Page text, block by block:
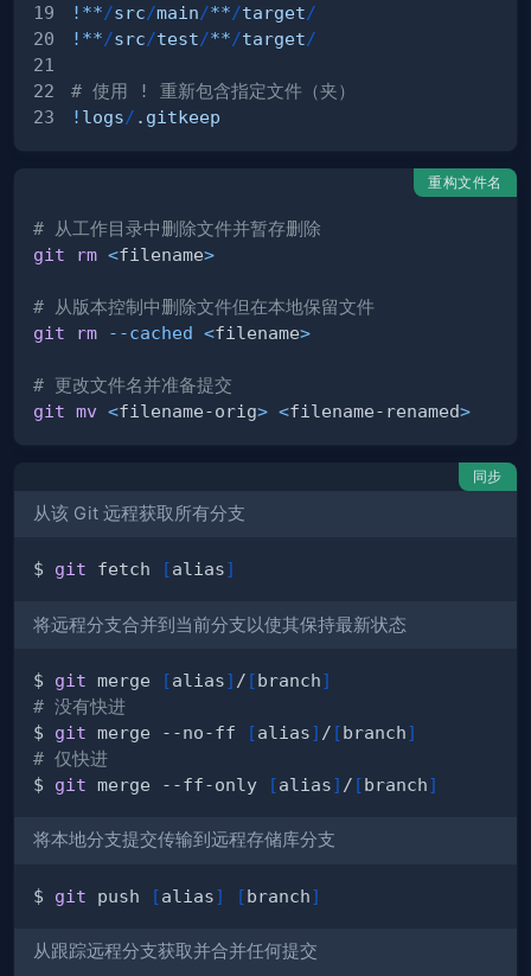
! **/src/main/**/target/
! **/src/test/**/target/
# 使用 ! 重新包含指定文件（夹）
! logs/ .gitkeep
重构文件名
# 从工作目录中删除文件并暂存删除
git
rm <filename>
# 从版本控制中删除文件但在本地保留文件
git
rm --cached <filename>
# 更改文件名并准备提交
git mv <filename-orig> <filename-renamed>
同步
从该 Git 远程获取所有分支
$ git fetch [alias]
将远程分支合并到当前分支以使其保持最新状态
$ git merge [alias] / [branch]
# 没有快进
$ git merge --no-ff [alias] / [branch]
# 仅快进
$ git merge --ff-only [alias] / [branch]
将本地分支提交传输到远程存储库分支
$ git push [alias] [branch]
从跟踪远程分支获取并合并任何提交